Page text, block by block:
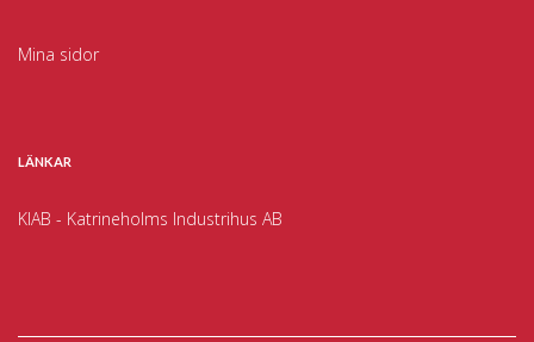
Mina sidor
LÄNKAR
KIAB - Katrineholms Industrihus AB